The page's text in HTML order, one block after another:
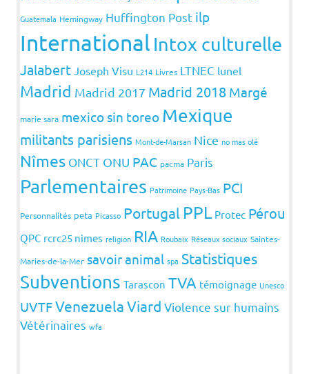
Guatemala Hemingway Huffington Post ilp
International Intox culturelle
Jalabert Joseph Visu L214 Livres LTNEC lunel
Madrid Madrid 2017 Madrid 2018 Margé
marie sara mexico sin toreo Mexique
militants parisiens Mont-de-Marsan Nice no mas olé
Nîmes ONCT ONU PAC pacma Paris
Parlementaires Patrimoine Pays-Bas PCI
Personnalités peta Picasso Portugal PPL Protec Pérou
QPC rcrc25 nimes religion RIA Roubaix Réseaux sociaux Saintes-
Maries-de-la-Mer savoir animal spa Statistiques
Subventions Tarascon TVA témoignage Unesco
UVTFVenezuelaViard Violence sur humains
Vétérinaires wfa